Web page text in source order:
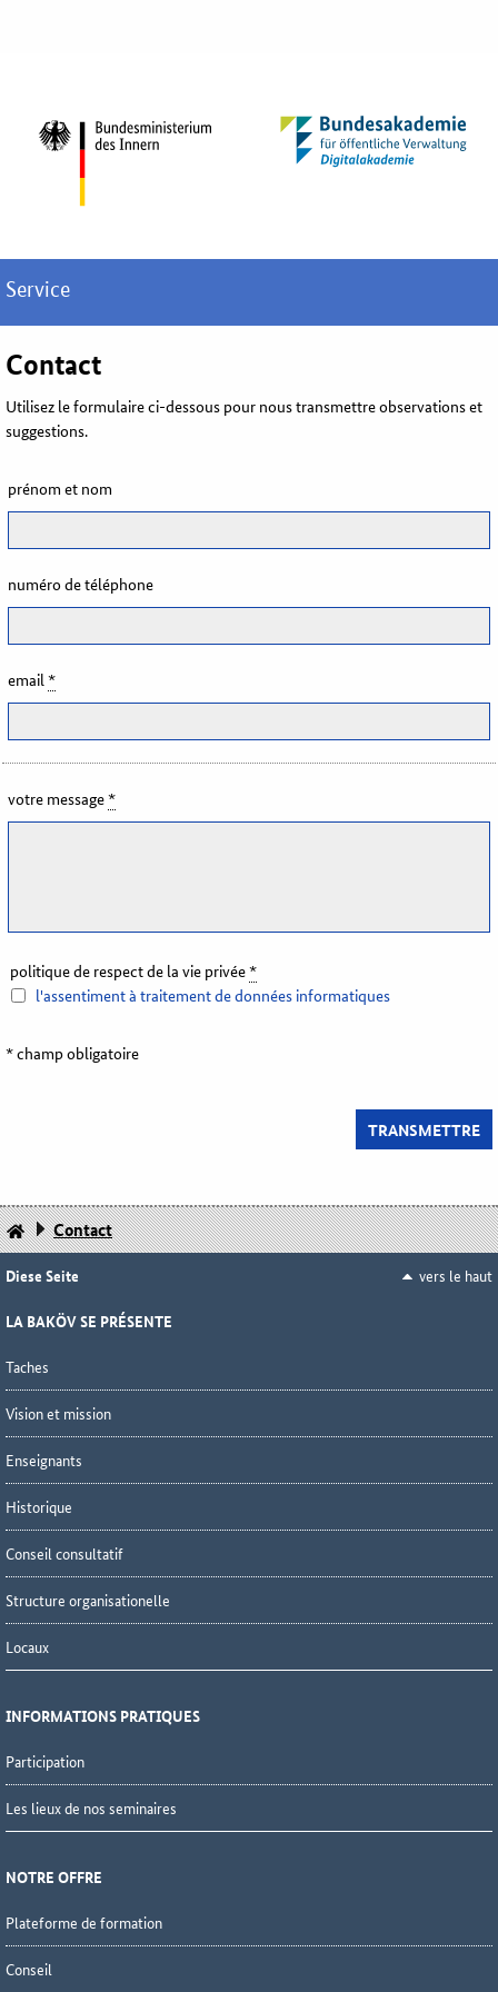
Service
Contact
Utilisez le formulaire ci-dessous pour nous transmettre observations et
suggestions.
prénom et nom
numéro de téléphone
email*
votre message*
politique de respect de la vie privée*
l'assentiment à traitement de données informatiques
* champ obligatoire
Contact
Diese Seite vers le haut
LA BA­KÖV SE PRÉ­SEN­TE
Taches
Vision et mission
Enseignants
Historique
Conseil consultatif
Structure organisationelle
Locaux
IN­FOR­MA­TI­ONS PRA­TI­QUES
Participation
Les lieux de nos seminaires
NOTRE OFFRE
Plateforme de formation
Conseil